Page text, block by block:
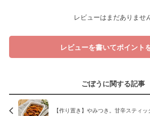
レビューはまだありませ
レビューを書いてポイント
ごぼうに関する記事
【作り置き】やみつき。甘辛スティッ